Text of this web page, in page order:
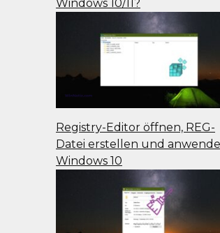
Windows 10/11?
Registry-Editor öffnen, REG-
Datei erstellen und
Windows 10